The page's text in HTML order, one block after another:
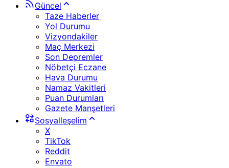
Güncel
Taze Haberler
Yol Durumu
Vizyondakiler
Maç Merkezi
Son Depremler
Nöbetçi Eczane
Hava Durumu
Namaz Vakitleri
Puan Durumları
Gazete Manşetleri
Sosyalleşelim
X
TikTok
Reddit
Envato